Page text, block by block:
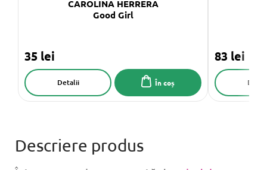
CAROLINA HERRERA
Good Girl
35 lei
În coș
Detalii
83 lei